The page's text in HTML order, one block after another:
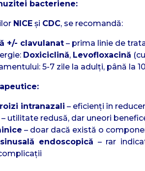
bacteriene:
NICE și CDC, se recomandă:
+/- clavulanat – prima linie de
Doxiciclină, Levofloxacină
5-7 zile la adulți, până la
intranazali – eficienți în
– utilitate redusă, dar uneori
– doar dacă există o
endoscopică – rar